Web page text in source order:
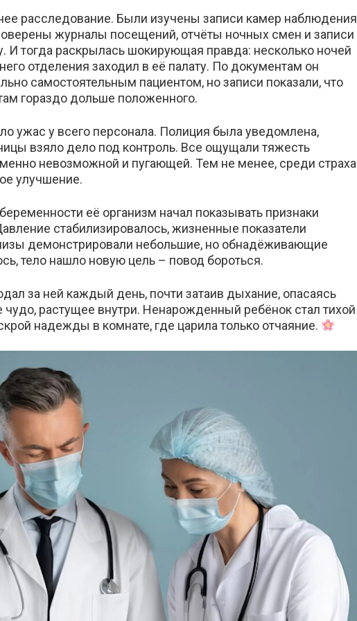
расследование. Были изучены записи камер наблюдения
журналы посещений, отчёты ночных смен и записи
И тогда раскрылась шокирующая правда: несколько ночей
отделения заходил в её палату. По документам он
самостоятельным пациентом, но записи показали, что
гораздо дольше положенного.
ужас у всего персонала. Полиция была уведомлена,
взяло дело под контроль. Все ощущали тяжесть
невозможной и пугающей. Тем не менее, среди страха
улучшение.
её организм начал показывать признаки
стабилизировалось, жизненные показатели
демонстрировали небольшие, но обнадёживающие
тело нашло новую цель – повод бороться.
за ней каждый день, почти затаив дыхание, опасаясь
чудо, растущее внутри. Ненарожденный ребёнок стал тихой
надежды в комнате, где царила только отчаяние.